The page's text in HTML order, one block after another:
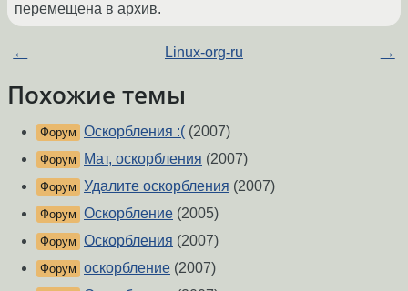
перемещена в архив.
← Linux-org-ru →
Похожие темы
Форум Оскорбления :( (2007)
Форум Мат, оскорбления (2007)
Форум Удалите оскорбления (2007)
Форум Оскорбление (2005)
Форум Оскорбления (2007)
Форум оскорбление (2007)